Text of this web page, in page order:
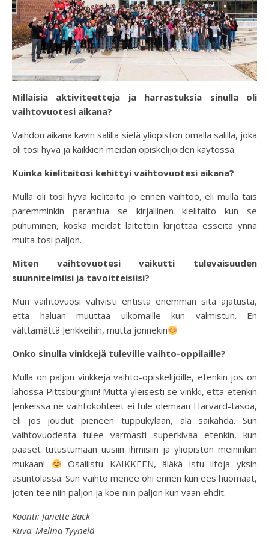
Millaisia aktiviteetteja ja harrastuksia sinulla oli
vaihtovuotesi aikana?
Vaihdon aikana kävin salilla sielä yliopiston omalla salilla, joka
oli tosi hyvä ja kaikkien meidän opiskelijoiden käytössä.
Kuinka kielitaitosi kehittyi vaihtovuotesi aikana?
Mulla oli tosi hyvä kielitaito jo ennen vaihtoo, eli mulla tais
paremminkin parantua se kirjallinen kielitaito kun se
puhuminen, koska meidät laitettiin kirjottaa esseitä ynnä
muita tosi paljon.
Miten vaihtovuotesi vaikutti tulevaisuuden
suunnitelmiisi ja tavoitteisiisi?
Mun vaihtovuosi vahvisti entistä enemmän sitä ajatusta,
että haluan muuttaa ulkomaille kun valmistun. En
välttämättä Jenkkeihin, mutta jonnekin
Onko sinulla vinkkejä tuleville vaihto-oppilaille?
Mulla on paljon vinkkejä vaihto-opiskelijoille, etenkin jos on
lähössä Pittsburghiin! Mutta yleisesti se vinkki, että etenkin
Jenkeissä ne vaihtokohteet ei tule olemaan Harvard-tasoa,
eli jos joudut pieneen tuppukylään, älä säikähdä. Sun
vaihtovuodesta tulee varmasti superkivaa etenkin, kun
pääset tutustumaan uusiin ihmisiin ja yliopiston meininkiin
mukaan!
Osallistu KAIKKEEN, äläkä istu iltoja yksin
asuntolassa. Sun vaihto menee ohi ennen kun ees huomaat,
joten tee niin paljon ja koe niin paljon kun vaan ehdit.
Koonti: Janette Back
Kuva: Melina Tyynelä